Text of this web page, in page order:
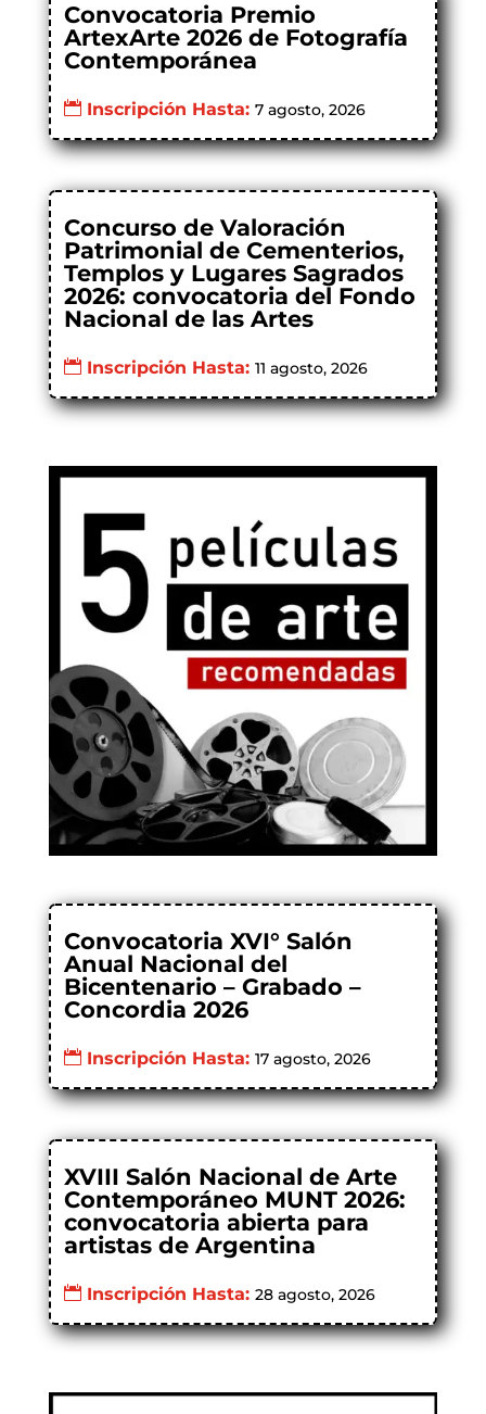
Convocatoria Premio
ArtexArte 2026 de Fotografía
Contemporánea
Inscripción Hasta: 7 agosto, 2026
Concurso de Valoración
Patrimonial de Cementerios,
Templos y Lugares Sagrados
2026: convocatoria del Fondo
Nacional de las Artes
Inscripción Hasta: 11 agosto, 2026
Convocatoria XVI° Salón
Anual Nacional del
Bicentenario – Grabado –
Concordia 2026
Inscripción Hasta: 17 agosto, 2026
XVIII Salón Nacional de Arte
Contemporáneo MUNT 2026:
convocatoria abierta para
artistas de Argentina
Inscripción Hasta: 28 agosto, 2026